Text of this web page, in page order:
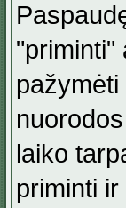
"priminti"
laiko
priminti